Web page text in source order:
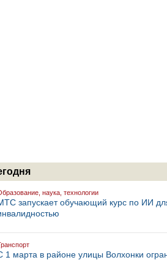
наука, технологии
запускает обучающий курс по ИИ
1 марта в районе улицы Волхонки